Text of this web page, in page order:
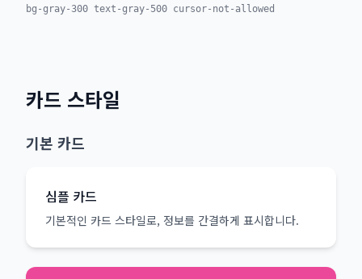
bg-gray-300 text-gray-500 cursor-not-allowed
카드 스타일
기본 카드
심플 카드
기본적인 카드 스타일로, 정보를 간결하게 표시합니다.